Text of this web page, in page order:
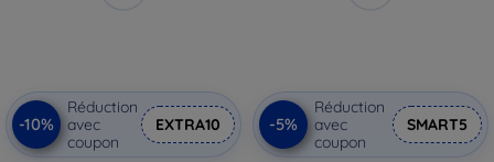
-10%
Réduction
avec
coupon
EXTRA10 -5%
Réduction
avec
coupon
SMART5